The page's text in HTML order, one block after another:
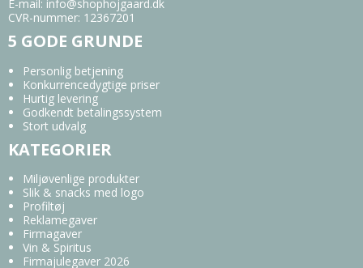
E-mail: info@shophojgaard.dk
CVR-nummer: 12367201
5 GODE GRUNDE
Personlig betjening
Konkurrencedygtige priser
Hurtig levering
Godkendt betalingssystem
Stort udvalg
KATEGORIER
Miljøvenlige produkter
Slik & snacks med logo
Profiltøj
Reklamegaver
Firmagaver
Vin & Spiritus
Firmajulegaver 2026